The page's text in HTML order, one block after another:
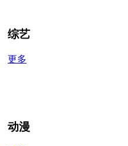
综艺
更多
动漫